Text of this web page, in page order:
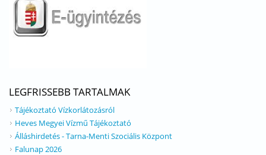
LEGFRISSEBB TARTALMAK
Tájékoztató Vízkorlátozásról
Heves Megyei Vízmű Tájékoztató
Álláshirdetés - Tarna-Menti Szociális Központ
Falunap 2026